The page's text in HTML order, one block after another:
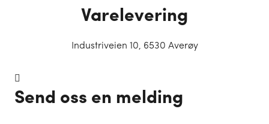
Varelevering
Industriveien 10, 6530 Averøy
Send oss en melding